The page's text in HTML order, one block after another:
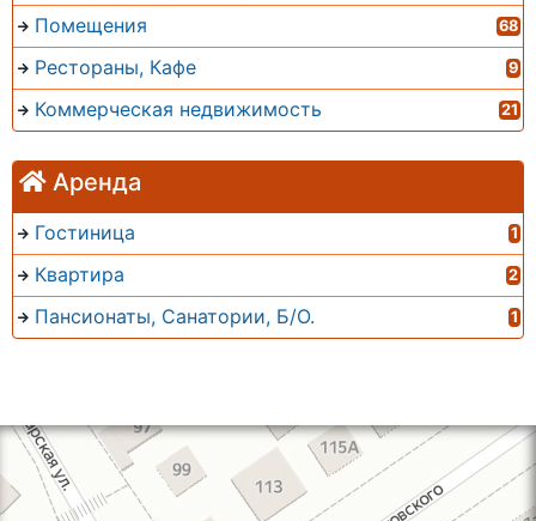
Помещения 68
Рестораны, Кафе 9
Коммерческая недвижимость 21
Аренда
Гостиница 1
Квартира 2
Пансионаты, Санатории, Б/О. 1